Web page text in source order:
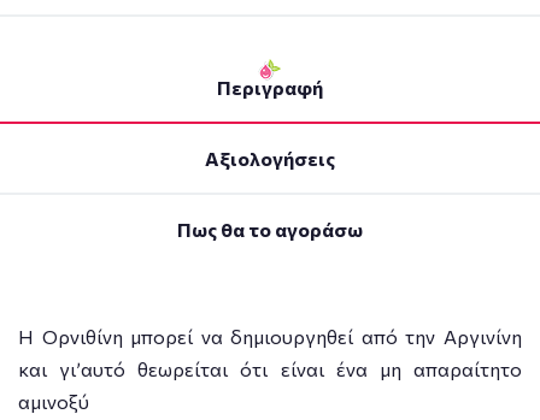
Περιγραφή
Αξιολογήσεις
Πως θα το αγοράσω
Η Ορνιθίνη μπορεί να δημιουργηθεί από την Αργινίνη
και γι’αυτό θεωρείται ότι είναι ένα μη απαραίτητο
αμινοξύ